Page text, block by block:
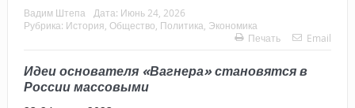
Вадим Штепа Дата: Июнь 24, 2026
Рубрика: История Общество Политика Экономика
Печать
Email
Идеи основателя «Вагнера» становятся в
России массовыми